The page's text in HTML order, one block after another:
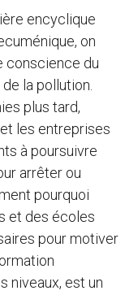
encyclique
on
conscience du
la pollution.
plus tard,
les entreprises
à poursuivre
arrêter ou
pourquoi
et des écoles
pour motiver
niveaux, est un